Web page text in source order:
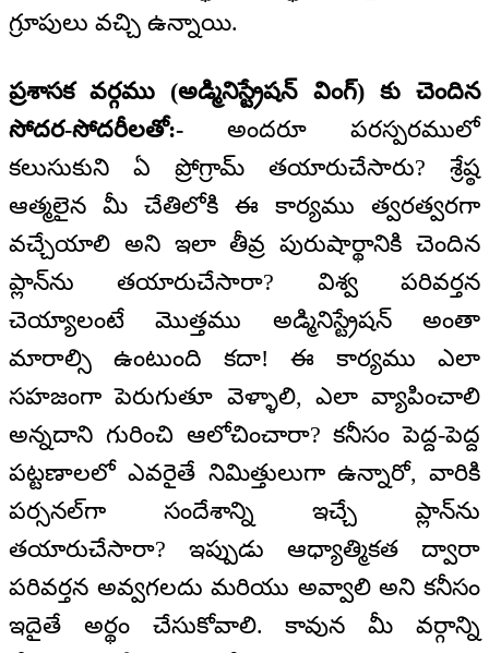
గ్రూపులు వచ్చి ఉన్నాయి.
ప్రశాసక వర్గము (అడ్మినిస్ట్రేషన్ వింగ్) కు చెందిన
సోదర-సోదరీలతో:- అందరూ పరస్పరములో
కలుసుకుని ఏ ప్రోగ్రామ్ తయారుచేసారు? శ్రేష్ఠ
ఆత్మలైన మీ చేతిలోకి ఈ కార్యము త్వరత్వరగా
వచ్చేయాలి అని ఇలా తీవ్ర పురుషార్థానికి చెందిన
ప్లాన్‌ను తయారుచేసారా? విశ్వ పరివర్తన
చెయ్యాలంటే మొత్తము అడ్మినిస్ట్రేషన్ అంతా
మారాల్సి ఉంటుంది కదా! ఈ కార్యము ఎలా
సహజంగా పెరుగుతూ వెళ్ళాలి, ఎలా వ్యాపించాలి
అన్నదాని గురించి ఆలోచించారా? కనీసం పెద్ద-పెద్ద
పట్టణాలలో ఎవరైతే నిమిత్తులుగా ఉన్నారో, వారికి
పర్సనల్‌గా సందేశాన్ని ఇచ్చే ప్లాన్‌ను
తయారుచేసారా? ఇప్పుడు ఆధ్యాత్మికత ద్వారా
పరివర్తన అవ్వగలదు మరియు అవ్వాలి అని కనీసం
ఇదైతే అర్థం చేసుకోవాలి. కావున మీ వర్గాన్ని